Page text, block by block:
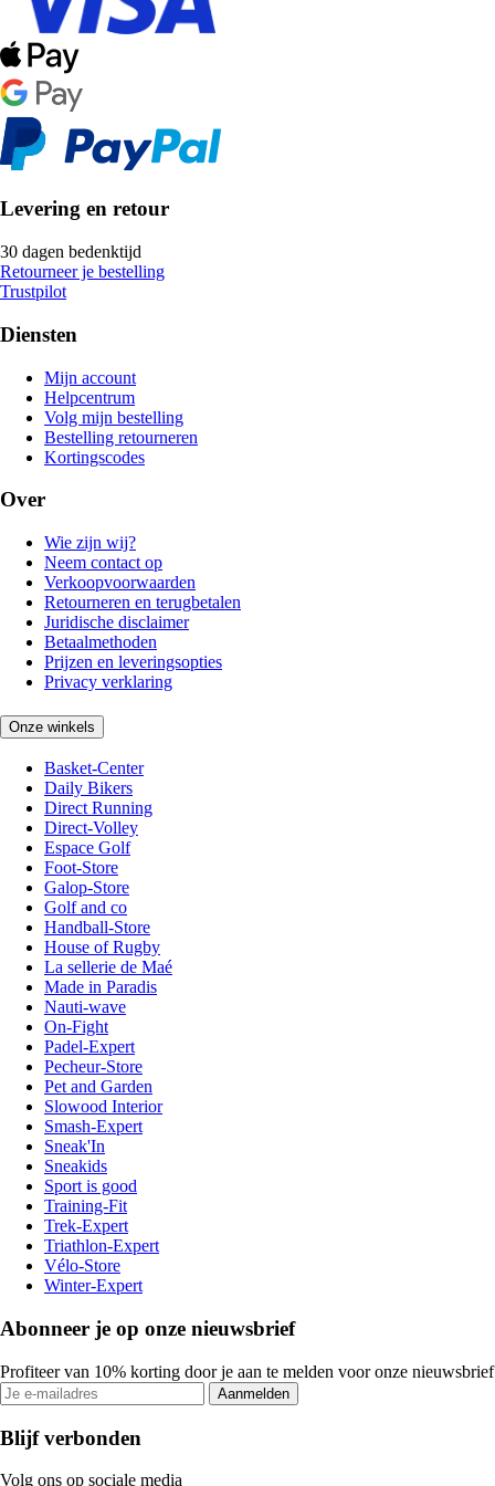
Levering en retour
30 dagen bedenktijd
Retourneer je bestelling
Trustpilot
Diensten
Mijn account
Helpcentrum
Volg mijn bestelling
Bestelling retourneren
Kortingscodes
Over
Wie zijn wij?
Neem contact op
Verkoopvoorwaarden
Retourneren en terugbetalen
Juridische disclaimer
Betaalmethoden
Prijzen en leveringsopties
Privacy verklaring
Onze winkels
Basket-Center
Daily Bikers
Direct Running
Direct-Volley
Espace Golf
Foot-Store
Galop-Store
Golf and co
Handball-Store
House of Rugby
La sellerie de Maé
Made in Paradis
Nauti-wave
On-Fight
Padel-Expert
Pecheur-Store
Pet and Garden
Slowood Interior
Smash-Expert
Sneak'In
Sneakids
Sport is good
Training-Fit
Trek-Expert
Triathlon-Expert
Vélo-Store
Winter-Expert
Abonneer je op onze nieuwsbrief
Profiteer van 10% korting door je aan te melden voor onze nieuwsbrief
Aanmelden
Blijf verbonden
Volg ons op sociale media